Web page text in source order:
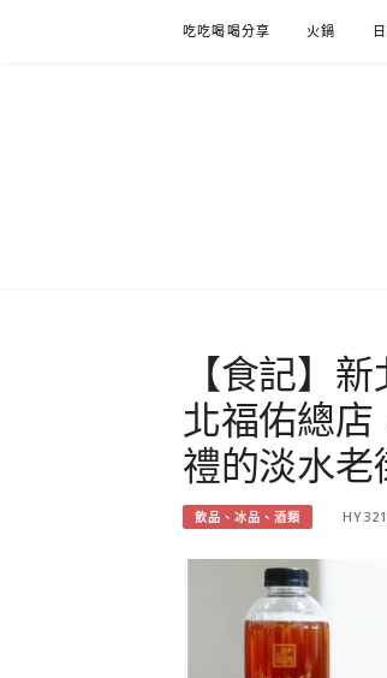
吃吃喝喝分享 火鍋
【食記】
北福佑總
禮的淡水老
飲品、冰品、酒類